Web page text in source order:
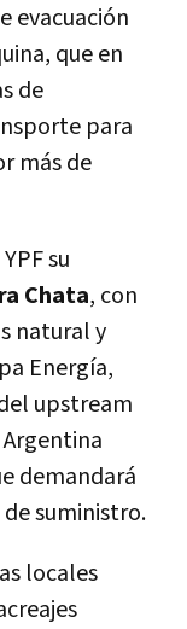
evacuación
que en
de
para
más de
su
Chata, con
natural y
Energía,
upstream
demandará
suministro.
locales